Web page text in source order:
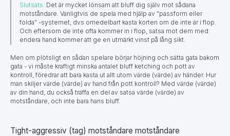
Slutsats: Det är mycket lönsam att bluff dig själv mot sådana
motståndare. Vanligtvis de spela med hjälp av "passform eller
folda" -systemet, dvs omedelbart kasta korten om de inte är i flop.
Och eftersom de inte ofta kommer in i flop, satsa mot dem med
endera hand kommer att ge en utmärkt vinst på lång sikt.
Men om plötsligt en sådan spelare börjar höjning och sätta gata bakom
gata - vi måste kraftigt minska antalet bluff ketching och pott av
kontroll, föredrar att bara kasta ut allt utom värde (värde) av händer. Hur
man skiljer värde (värde) av hand från pott kontroll? Med värde (värde)
av din hand, du också träffa en del av satsa värde (värde) av
motståndare, och inte bara hans bluff.
Tight-aggressiv (tag) motståndare motståndare